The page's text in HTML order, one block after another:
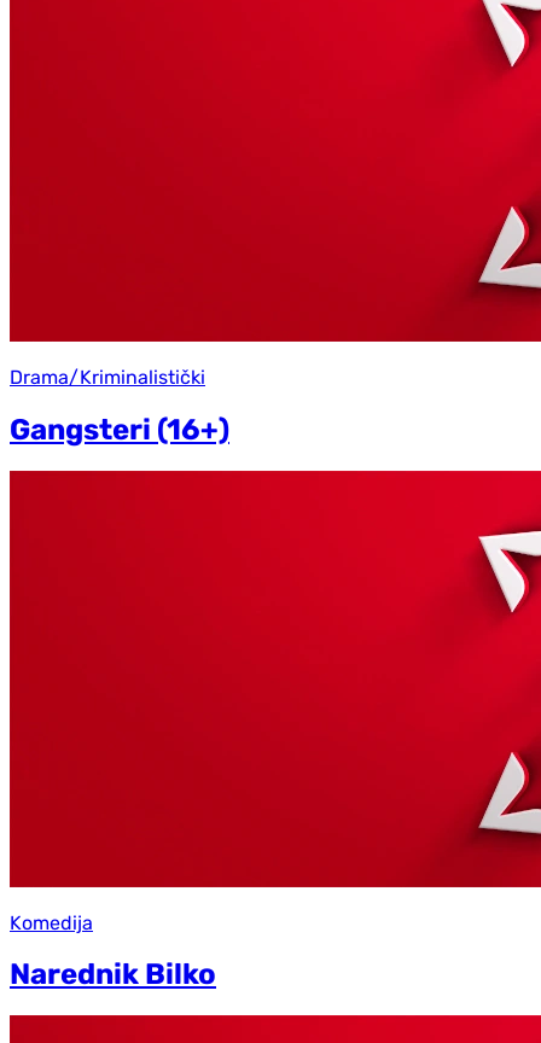
Drama/Kriminalistički
Gangsteri (16+)
Komedija
Narednik Bilko